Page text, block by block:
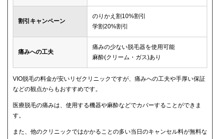
割引キャンペーン
のりかえ割10%割引
学割20%割引
痛みへの工夫
痛みの少ない脱毛器を使用可能
麻酔(クリーム・ガス)あり
VIO脱毛の料金が安いリゼクリニックですが、痛みへの工夫や手厚い保証
などの観点からもおすすめです。
医療脱毛の痛みは、使用する機器や麻酔などでカバーすることができま
す。
また、他のクリニックではかかることの多い当日のキャンセル料が無料な